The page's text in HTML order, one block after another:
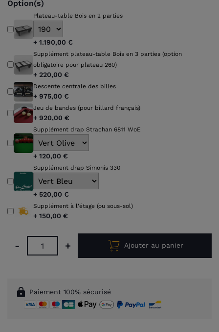
Option(s)
Plateau-table Bois en 2 parties
+ 1.190,00 €
Supplément plateau-table Bois en 3 parties (option
obligatoire pour plateau 260)
+ 220,00 €
Descente centrale des billes
+ 975,00 €
Jeu de bandes (pour billard français)
+ 920,00 €
Supplément drap Strachan 6811 WoE
+ 120,00 €
Supplément drap Simonis 330
+ 520,00 €
Supplément à l'étage (ou sous-sol)
+ 150,00 €
- + Ajouter au panier
lock Paiement 100% sécurisé